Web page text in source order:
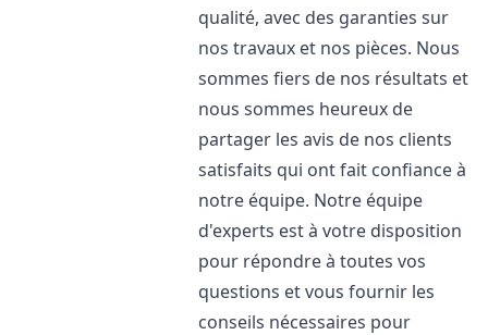
qualité, avec des garanties sur
nos travaux et nos pièces. Nous
sommes fiers de nos résultats et
nous sommes heureux de
partager les avis de nos clients
satisfaits qui ont fait confiance à
notre équipe. Notre équipe
d'experts est à votre disposition
pour répondre à toutes vos
questions et vous fournir les
conseils nécessaires pour